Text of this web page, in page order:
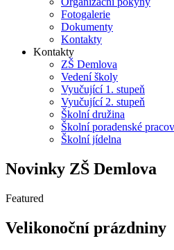
Fotogalerie
Dokumenty
Kontakty
Kontakty
ZŠ Demlova
Vedení školy
Vyučující 1. stupeň
Vyučující 2. stupeň
Školní družina
Školní poradenské
Školní jídelna
Novinky ZŠ Demlova
Featured
Velikonoční prázdniny